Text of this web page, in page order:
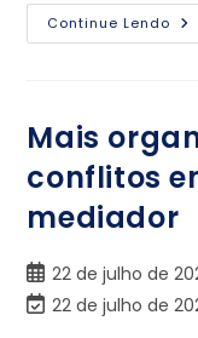
Continue Lendo
Mais
conflitos
mediador
22 de julho de
22 de julho de